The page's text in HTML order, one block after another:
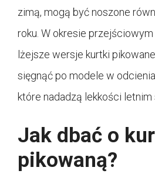
zimą, mogą być noszone
roku. W okresie
lżejsze wersje kurtki
sięgnąć po modele w
które nadadzą lekkości letnim
Jak dbać o
pikowaną?